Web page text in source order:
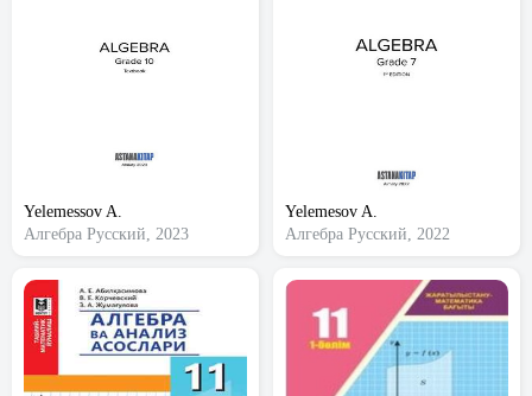
Yelemessov A.
Алгебра Русский, 2023
Yelemesov A.
Алгебра Русский, 2022